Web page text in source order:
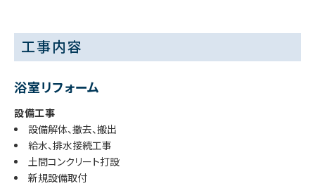
工事内容
浴室リフォーム
設備工事
設備解体、撤去、搬出
給水、排水接続工事
土間コンクリート打設
新規設備取付